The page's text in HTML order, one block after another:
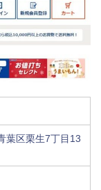
葉区栗生7丁目13